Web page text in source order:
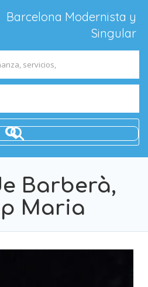
Barcelona Modernista y
Singular
Barberà,
Maria